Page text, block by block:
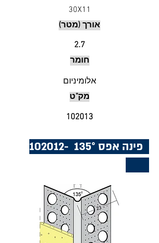
30X11
אורך (מטר)
2.7
חומר
אלומיניום
מק"ט
102013
פינה אפס 135°
102012-